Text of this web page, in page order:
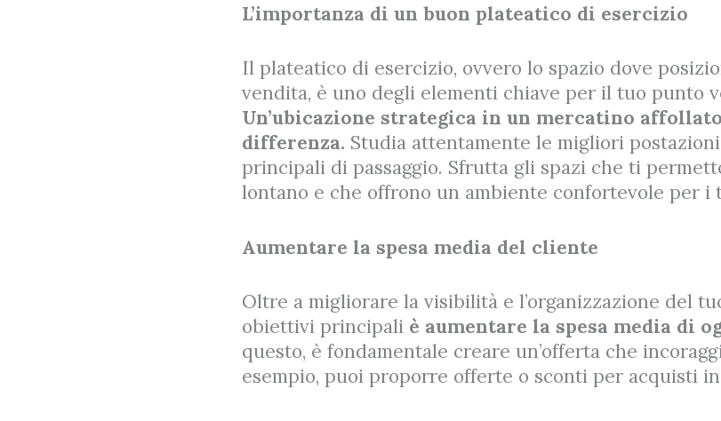
L’importanza di un buon plateatico di esercizio
Il plateatico di esercizio, ovvero lo spazio dove
vendita, è uno degli elementi chiave per il tuo punto
Un’ubicazione strategica in un mercatino
differenza. Studia attentamente le migliori
principali di passaggio. Sfrutta gli spazi che ti
lontano e che offrono un ambiente confortevole per i
Aumentare la spesa media del cliente
Oltre a migliorare la visibilità e l’organizzazione del
obiettivi principali è aumentare la spesa media di
questo, è fondamentale creare un’offerta che
esempio, puoi proporre offerte o sconti per acquisti